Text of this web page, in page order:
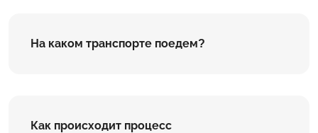
На каком транспорте поедем?
Как происходит процесс